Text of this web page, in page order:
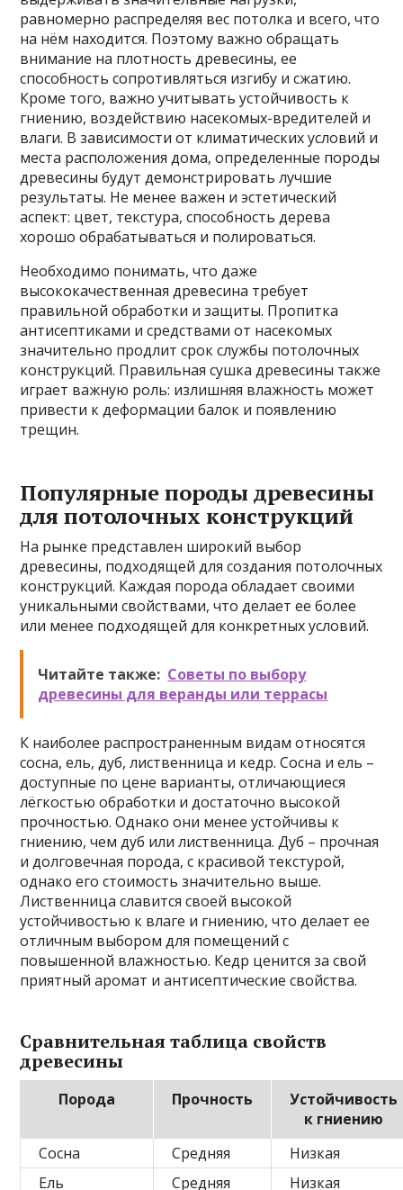
равномерно распределяя вес потолка и всего, что
на нём находится. Поэтому важно обращать
внимание на плотность древесины, ее
способность сопротивляться изгибу и сжатию.
Кроме того, важно учитывать устойчивость к
гниению, воздействию насекомых-вредителей и
влаги. В зависимости от климатических условий и
места расположения дома, определенные породы
древесины будут демонстрировать лучшие
результаты. Не менее важен и эстетический
аспект: цвет, текстура, способность дерева
хорошо обрабатываться и полироваться.
Необходимо понимать, что даже
высококачественная древесина требует
правильной обработки и защиты. Пропитка
антисептиками и средствами от насекомых
значительно продлит срок службы потолочных
конструкций. Правильная сушка древесины также
играет важную роль: излишняя влажность может
привести к деформации балок и появлению
трещин.
Популярные породы древесины
для потолочных конструкций
На рынке представлен широкий выбор
древесины, подходящей для создания потолочных
конструкций. Каждая порода обладает своими
уникальными свойствами, что делает ее более
или менее подходящей для конкретных условий.
Читайте также: Советы по выбору
древесины для веранды или террасы
К наиболее распространенным видам относятся
сосна, ель, дуб, лиственница и кедр. Сосна и ель –
доступные по цене варианты, отличающиеся
лёгкостью обработки и достаточно высокой
прочностью. Однако они менее устойчивы к
гниению, чем дуб или лиственница. Дуб – прочная
и долговечная порода, с красивой текстурой,
однако его стоимость значительно выше.
Лиственница славится своей высокой
устойчивостью к влаге и гниению, что делает ее
отличным выбором для помещений с
повышенной влажностью. Кедр ценится за свой
приятный аромат и антисептические свойства.
Сравнительная таблица свойств
древесины
Порода Прочность
Устойчивость
к гниению
Сосна
Средняя
Низкая
Ель
Средняя Низкая